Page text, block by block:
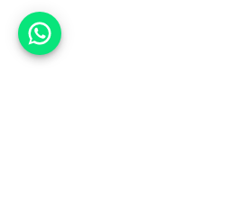
אפשר לעזור?